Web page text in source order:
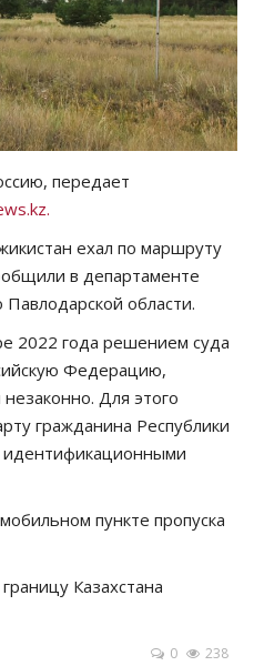
передает
ехал по маршруту
в департаменте
области.
2022 года решением суда
Федерацию,
Для этого
гражданина Республики
пункте пропуска
Казахстана
0 238